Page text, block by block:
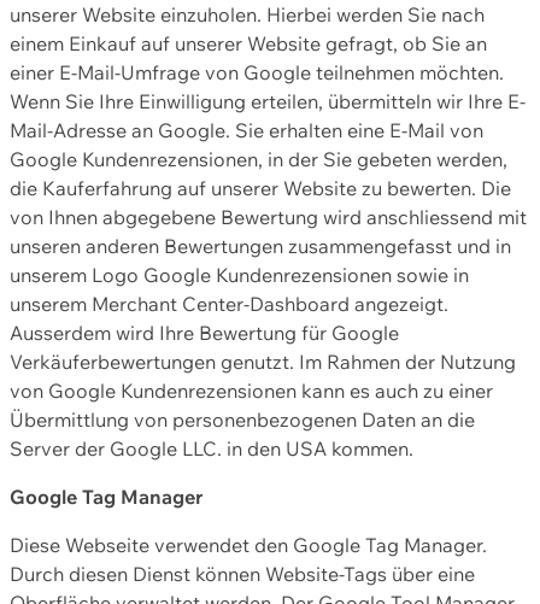
unserer Website einzuholen. Hierbei werden Sie nach
einem Einkauf auf unserer Website gefragt, ob Sie an
einer E-Mail-Umfrage von Google teilnehmen möchten.
Wenn Sie Ihre Einwilligung erteilen, übermitteln wir Ihre E-
Mail-Adresse an Google. Sie erhalten eine E-Mail von
Google Kundenrezensionen, in der Sie gebeten werden,
die Kauferfahrung auf unserer Website zu bewerten. Die
von Ihnen abgegebene Bewertung wird anschliessend mit
unseren anderen Bewertungen zusammengefasst und in
unserem Logo Google Kundenrezensionen sowie in
unserem Merchant Center-Dashboard angezeigt.
Ausserdem wird Ihre Bewertung für Google
Verkäuferbewertungen genutzt. Im Rahmen der Nutzung
von Google Kundenrezensionen kann es auch zu einer
Übermittlung von personenbezogenen Daten an die
Server der Google LLC. in den USA kommen.
Google Tag Manager
Diese Webseite verwendet den Google Tag Manager.
Durch diesen Dienst können Website-Tags über eine